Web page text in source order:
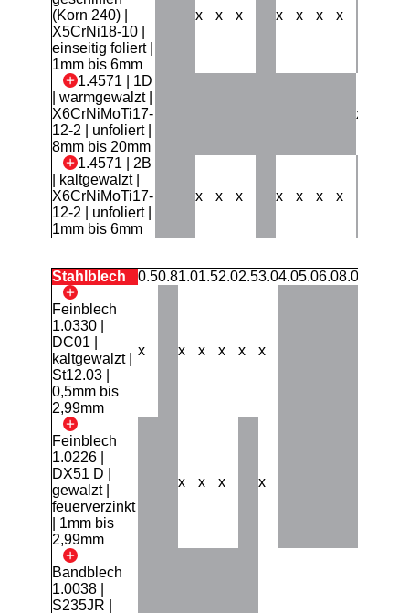
(Korn 240) |
X5CrNi18-10 |
einseitig foliert |
1mm bis 6mm
x x x x x x x
1.4571 | 1D
| warmgewalzt |
X6CrNiMoTi17-
12-2 | unfoliert |
8mm bis 20mm
x
1.4571 | 2B
| kaltgewalzt |
X6CrNiMoTi17-
12-2 | unfoliert |
1mm bis 6mm
x x x x x x x
Stahlblech 0.50.81.01.52.02.53.04.05.06.08.0
Feinblech
1.0330 |
DC01 |
kaltgewalzt |
St12.03 |
0,5mm bis
2,99mm
x x x x x x
Feinblech
1.0226 |
DX51 D |
gewalzt |
feuerverzinkt
| 1mm bis
2,99mm
x x x x
Bandblech
1.0038 |
S235JR |